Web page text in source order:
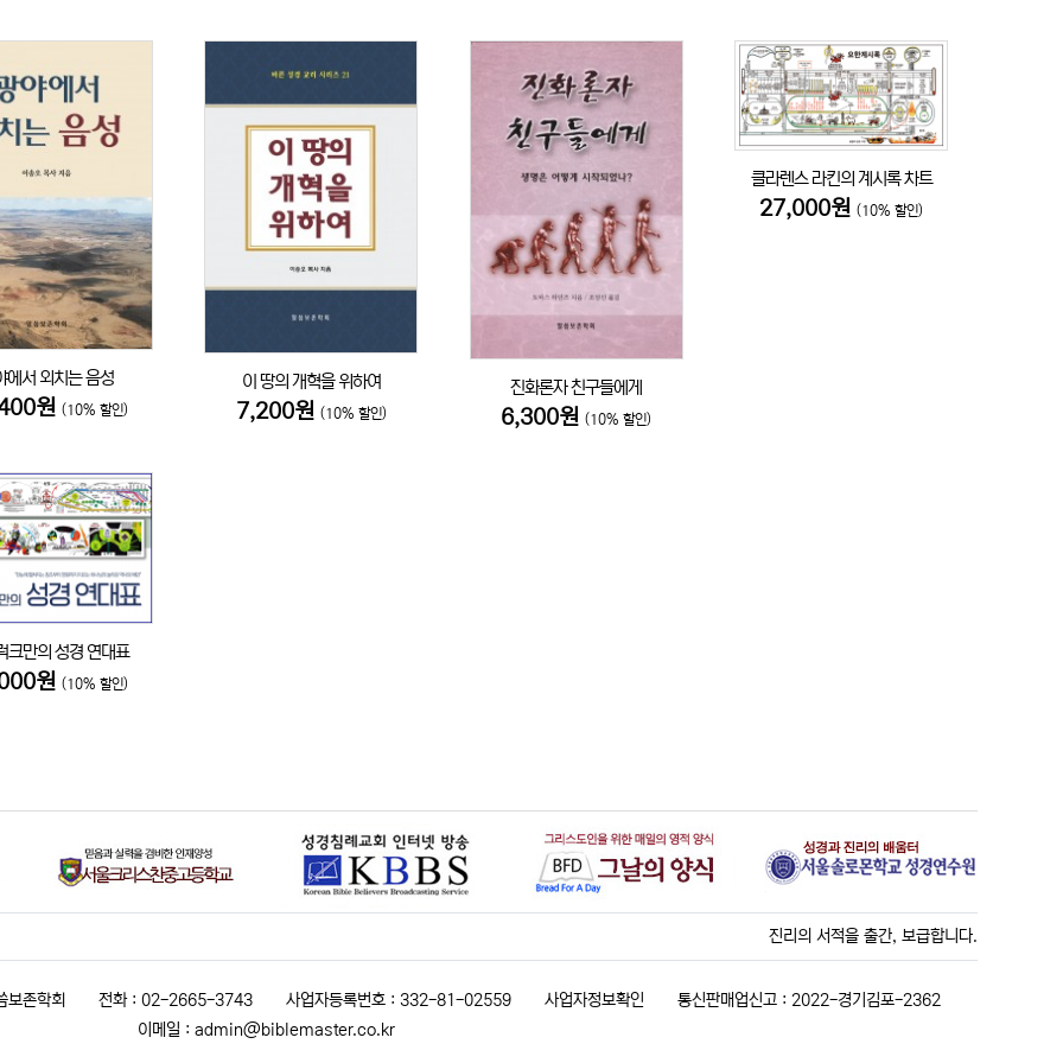
에서 외치는 음성
원 (10% 할인)
이 땅의 개혁을 위하여
7,200원 (10% 할인)
진화론자 친구들에게
6,300원(10% 할인)
클라렌스 라킨의 계시록 차트
27,000원(10% 할인)
크만의 성경 연대표
원 (10% 할인)
진리의 서적을 출간, 보급합니다.
보존학회 전화 : 02-2665-3743 사업자등록번호 : 332-81-02559 사업자정보확인
통신판매업신고 : 2022-경기김포-2362
이메일 : admin@biblemaster.co.kr